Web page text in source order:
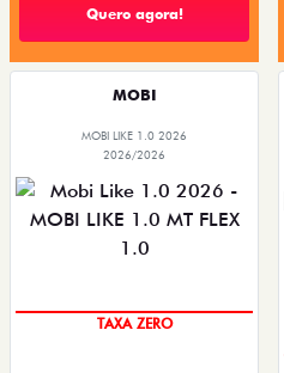
Quero agora!
MOBI
MOBI LIKE 1.0 2026
2026/2026
PREÇO IMPERDÍVEL